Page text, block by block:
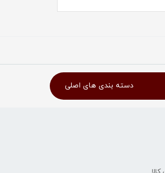
دسته بندی های اصلی